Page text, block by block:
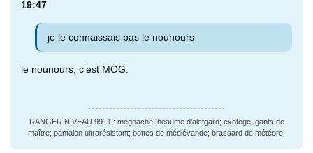
19:47
je le connaissais pas le nounours
le nounours, c'est MOG.
RANGER NIVEAU 99+1 : meghache; heaume d'alefgard; exotoge; gants de
maître; pantalon ultrarésistant; bottes de médiévande; brassard de météore.